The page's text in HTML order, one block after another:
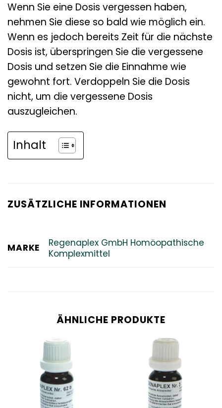
Wenn Sie eine Dosis vergessen haben,
nehmen Sie diese so bald wie möglich ein.
Wenn es jedoch bereits Zeit für die nächste
Dosis ist, überspringen Sie die vergessene
Dosis und setzen Sie die Einnahme wie
gewohnt fort. Verdoppeln Sie die Dosis
nicht, um die vergessene Dosis
auszugleichen.
Inhalt
ZUSÄTZLICHE INFORMATIONEN
MARKE
Regenaplex GmbH Homöopathische
Komplexmittel
ÄHNLICHE PRODUKTE